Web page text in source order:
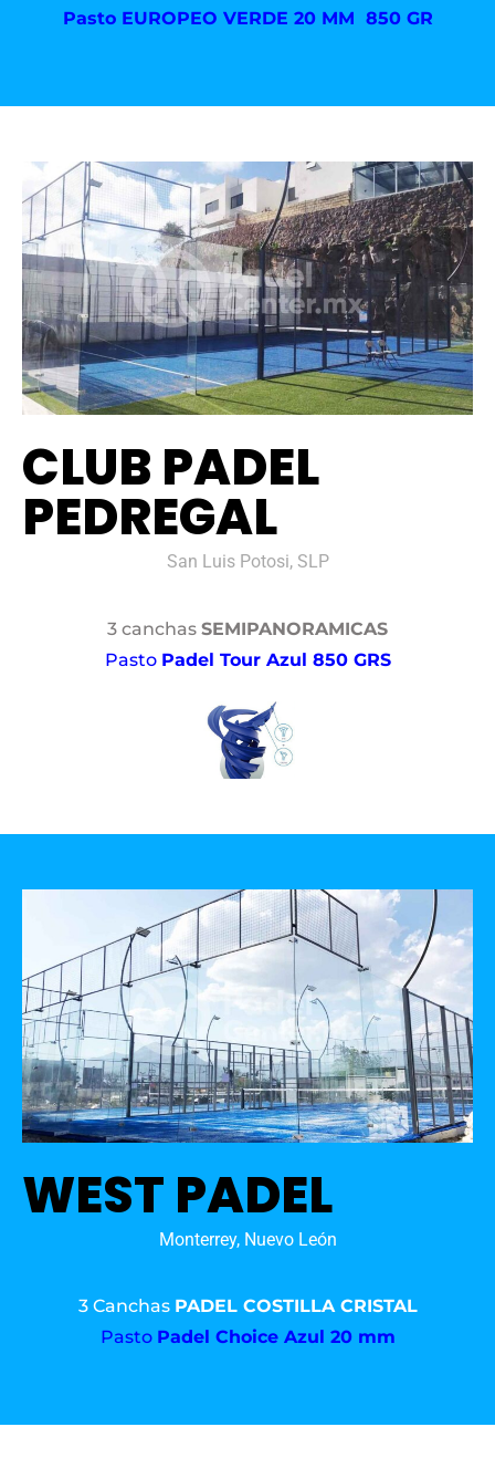
Pasto EUROPEO VERDE 20 MM 850 GR
CLUB PADEL
PEDREGAL
San Luis Potosi, SLP
3 canchas SEMIPANORAMICAS
Pasto Padel Tour Azul 850 GRS
WEST PADEL
Monterrey, Nuevo León
3 Canchas PADEL COSTILLA CRISTAL
Pasto Padel Choice Azul 20 mm